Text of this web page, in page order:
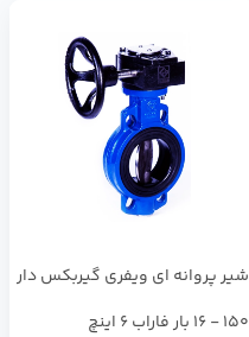
شير پروانه اي ويفري گيربكس دار
150 - 16 بار فاراب 6 اینچ